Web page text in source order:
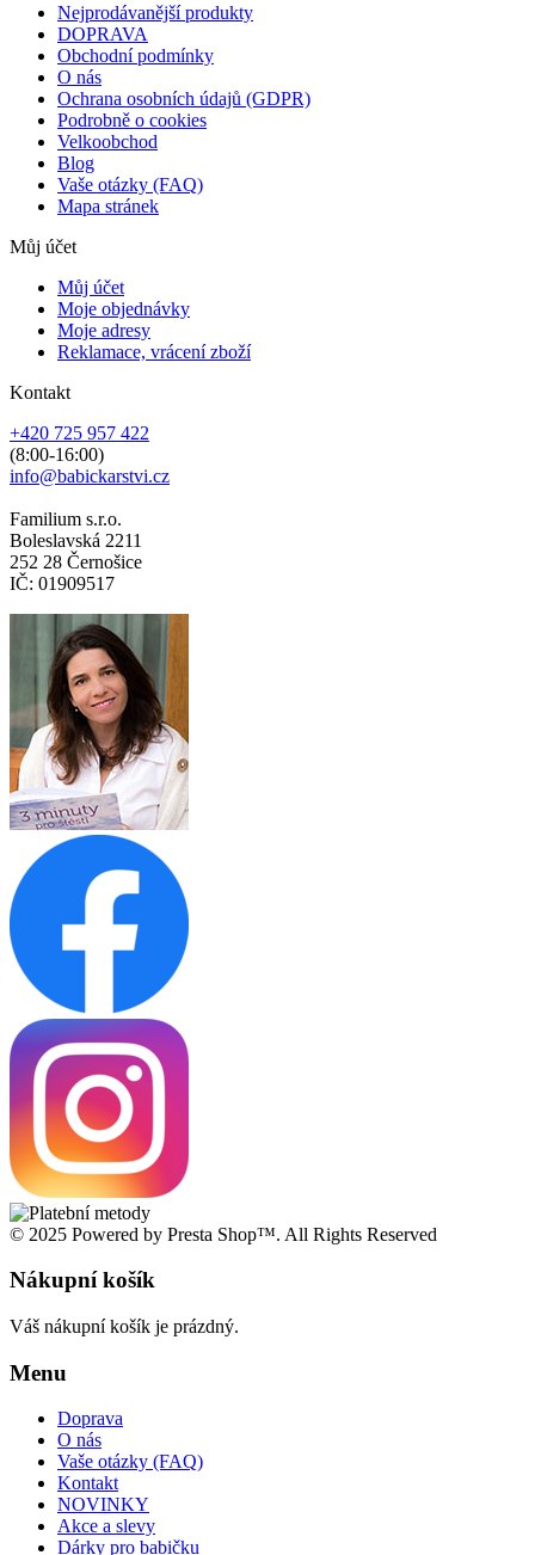
Nejprodávanější produkty
DOPRAVA
Obchodní podmínky
O nás
Ochrana osobních údajů (GDPR)
Podrobně o cookies
Velkoobchod
Blog
Vaše otázky (FAQ)
Mapa stránek
Můj účet
Můj účet
Moje objednávky
Moje adresy
Reklamace, vrácení zboží
Kontakt
+420 725 957 422
(8:00-16:00)
info@babickarstvi.cz
Familium s.r.o.
Boleslavská 2211
252 28 Černošice
IČ: 01909517
© 2025 Powered by Presta Shop™. All Rights Reserved
Nákupní košík
Váš nákupní košík je prázdný.
Menu
Doprava
O nás
Vaše otázky (FAQ)
Kontakt
NOVINKY
Akce a slevy
Dárky pro babičku